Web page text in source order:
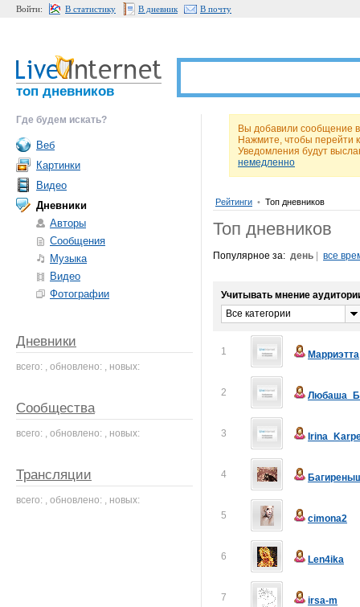
Войти: В статистику В дневник В почту
топ дневников
Вы добавили сообщение в
Нажмите, чтобы перейти
Уведомления будут
немедленно
Рейтинги • Топ дневников
Топ дневников
Популярное за: день все
Учитывать мнение
Все категории
1 Марриэтта
2
3
4
5 cimona2
6 Len4ika
7 irsa-m
Где будем искать?
Веб
Картинки
Видео
Дневники
Авторы
Сообщения
Музыка
Видео
Фотографии
Дневники
всего: , обновлено: , новых:
Сообщества
всего: , обновлено: , новых:
Трансляции
всего: , обновлено: , новых: